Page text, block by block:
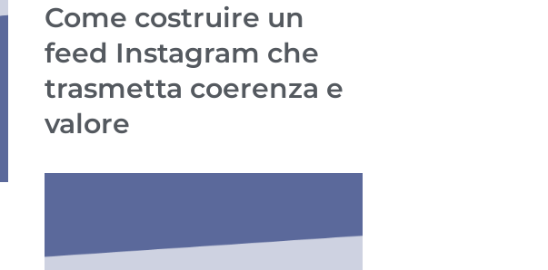
Come costruire un
feed Instagram che
trasmetta coerenza e
valore